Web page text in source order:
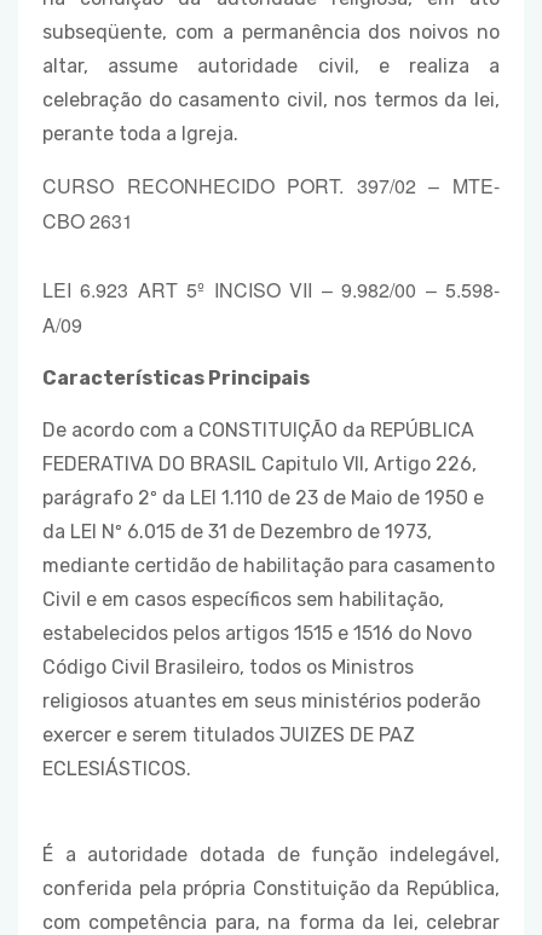
subseqüente, com a permanência dos noivos no
altar, assume autoridade civil, e realiza a
celebração do casamento civil, nos termos da lei,
perante toda a Igreja.
CURSO RECONHECIDO PORT. 397/02 – MTE-
CBO 2631
LEI 6.923 ART 5º INCISO VII – 9.982/00 – 5.598-
A/09
Características Principais
De acordo com a CONSTITUIÇÃO da REPÚBLICA
FEDERATIVA DO BRASIL Capitulo VII, Artigo 226,
parágrafo 2º da LEI 1.110 de 23 de Maio de 1950 e
da LEI Nº 6.015 de 31 de Dezembro de 1973,
mediante certidão de habilitação para casamento
Civil e em casos específicos sem habilitação,
estabelecidos pelos artigos 1515 e 1516 do Novo
Código Civil Brasileiro, todos os Ministros
religiosos atuantes em seus ministérios poderão
exercer e serem titulados JUIZES DE PAZ
ECLESIÁSTICOS.
É a autoridade dotada de função indelegável,
conferida pela própria Constituição da República,
com competência para, na forma da lei, celebrar